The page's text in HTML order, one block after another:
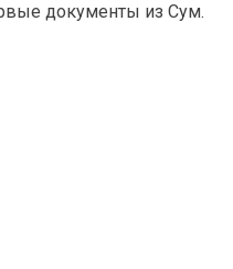
документы из Сум.